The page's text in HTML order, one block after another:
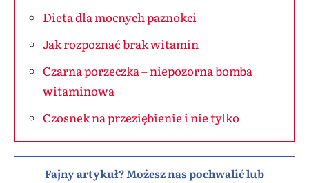
Dieta dla mocnych paznokci
Jak rozpoznać brak witamin
Czarna porzeczka – niepozorna bomba
witaminowa
Czosnek na przeziębienie i nie tylko
Fajny artykuł? Możesz nas pochwalić lub